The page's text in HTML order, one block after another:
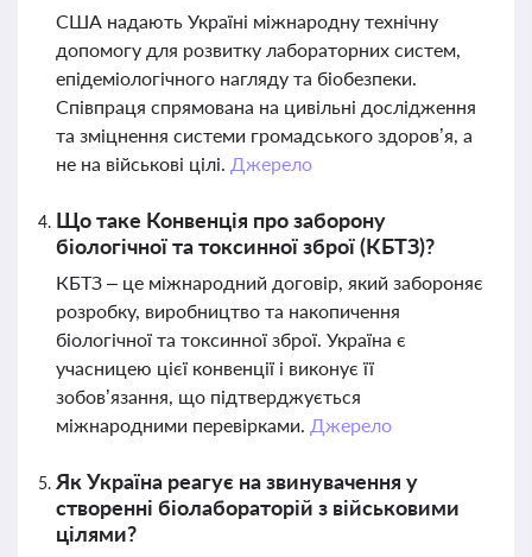
США надають Україні міжнародну технічну
допомогу для розвитку лабораторних систем,
епідеміологічного нагляду та біобезпеки.
Співпраця спрямована на цивільні дослідження
та зміцнення системи громадського здоров’я, а
не на військові цілі. Джерело
Що таке Конвенція про заборону
біологічної та токсинної зброї (КБТЗ)?
КБТЗ – це міжнародний договір, який забороняє
розробку, виробництво та накопичення
біологічної та токсинної зброї. Україна є
учасницею цієї конвенції і виконує її
зобов’язання, що підтверджується
міжнародними перевірками. Джерело
Як Україна реагує на звинувачення у
створенні біолабораторій з військовими
цілями?